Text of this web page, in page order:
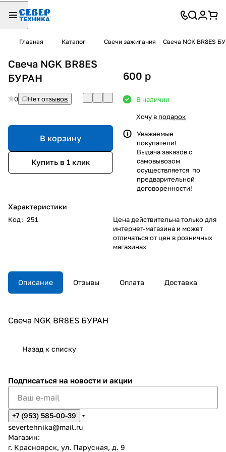
Главная Каталог Свечи зажигания Свеча NGK BR8ES
Свеча NGK BR8ES
БУРАН
0 Нет отзывов
В корзину
Купить в 1 клик
Характеристики
Код: 251
600 p
В наличии
Хочу в подарок
Уважаемые
покупатели!
Выдача заказов с
самовывозом
осуществляется по
предварительной
договоренности!
Цена действительна только для
интернет-магазина и может
отличаться от цен в розничных
магазинах
Описание Отзывы Оплата Доставка
Свеча NGK BR8ES БУРАН
Назад к списку
Подписаться на новости и акции
+7 (953) 585-00-39
severtehnika@mail.ru
Магазин:
г. Красноярск, ул. Парусная, д. 9